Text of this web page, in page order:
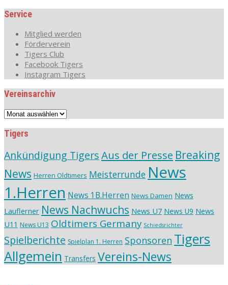
Service
Mitglied werden
Förderverein
Tigers Club
Facebook Tigers
Instagram Tigers
Vereinsarchiv
Vereinsarchiv
Tigers
Ankündigung TigersAus der Presse Breaking
News Herren Oldtimers Meisterrunde News
1.Herren News 1B.Herren News Damen News
Lauflerner News Nachwuchs News U7 News U9 News
U11 News U13 Oldtimers Germany Schiedsrichter
Spielberichte Spielplan 1. Herren Sponsoren Tigers
Allgemein Transfers Vereins-News